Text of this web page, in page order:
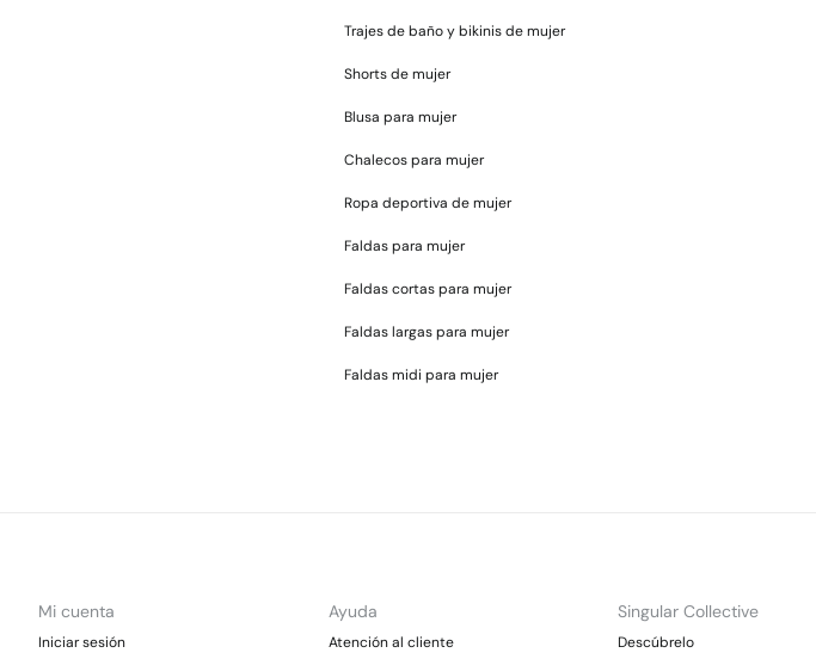
Trajes de baño y bikinis de mujer
Shorts de mujer
Blusa para mujer
Chalecos para mujer
Ropa deportiva de mujer
Faldas para mujer
Faldas cortas para mujer
Faldas largas para mujer
Faldas midi para mujer
Mi cuenta
Iniciar sesión
Ayuda
Atención al cliente
Singular Collective
Descúbrelo